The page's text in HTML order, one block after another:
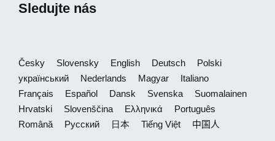
Sledujte nás
Česky Slovensky English Deutsch
Polski
український
Nederlands Magyar
Italiano
Français
Español Dansk Svenska
Suomalainen
Hrvatski
Slovenščina Ελληνικά
Português
Română
Русский 日本 Tiếng Việt 中国人